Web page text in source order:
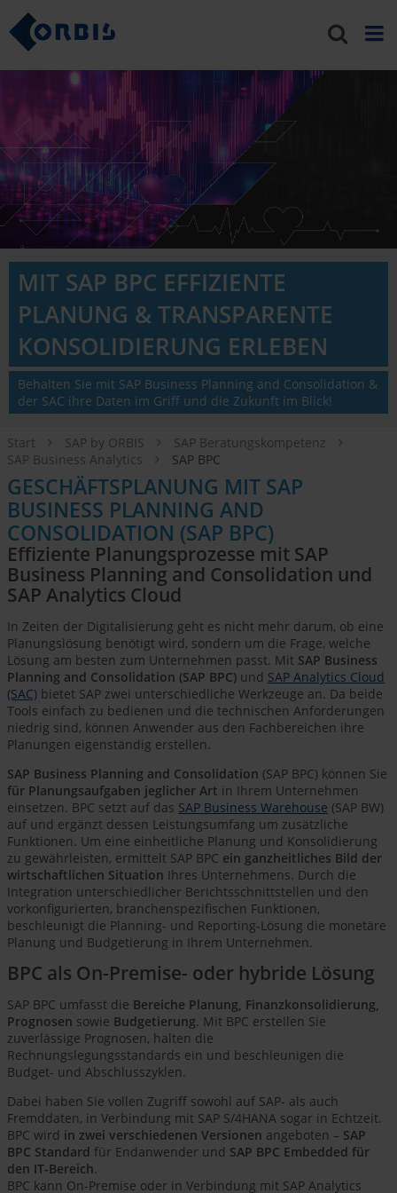
MIT SAP BPC EFFIZIENTE
PLANUNG & TRANSPARENTE
KONSOLIDIERUNG ERLEBEN
Behalten Sie mit SAP Business Planning and Consolidation &
der SAC ihre Daten im Griff und die Zukunft im Blick!
Start SAP by ORBIS
SAP Beratungskompetenz
SAP Business Analytics
SAP BPC
GESCHÄFTSPLANUNG MIT SAP
BUSINESS PLANNING AND
CONSOLIDATION (SAP BPC)
Effiziente Planungsprozesse mit SAP
Business Planning and Consolidation und
SAP Analytics Cloud
In Zeiten der Digitalisierung geht es nicht mehr darum, ob eine
Planungslösung benötigt wird, sondern um die Frage, welche
Lösung am besten zum Unternehmen passt. Mit SAP Business
Planning and Consolidation (SAP BPC) und SAP Analytics Cloud
(SAC) bietet SAP zwei unterschiedliche Werkzeuge an. Da beide
Tools einfach zu bedienen und die technischen Anforderungen
niedrig sind, können Anwender aus den Fachbereichen ihre
Planungen eigenständig erstellen.
SAP Business Planning and Consolidation (SAP BPC) können Sie
für Planungsaufgaben jeglicher Art in Ihrem Unternehmen
einsetzen. BPC setzt auf das SAP Business Warehouse (SAP BW)
auf und ergänzt dessen Leistungsumfang um zusätzliche
Funktionen. Um eine einheitliche Planung und Konsolidierung
zu gewährleisten, ermittelt SAP BPC ein ganzheitliches Bild der
wirtschaftlichen Situation Ihres Unternehmens. Durch die
Integration unterschiedlicher Berichtsschnittstellen und den
vorkonfigurierten, branchenspezifischen Funktionen,
beschleunigt die Planning- und Reporting-Lösung die monetäre
Planung und Budgetierung in Ihrem Unternehmen.
BPC als On-Premise- oder hybride Lösung
SAP BPC umfasst die Bereiche Planung, Finanzkonsolidierung,
Prognosen sowie Budgetierung. Mit BPC erstellen Sie
zuverlässige Prognosen, halten die
Rechnungslegungsstandards ein und beschleunigen die
Budget- und Abschlusszyklen.
Dabei haben Sie vollen Zugriff sowohl auf SAP- als auch
Fremddaten, in Verbindung mit SAP S/4HANA sogar in Echtzeit.
BPC wird in zwei verschiedenen Versionen angeboten – SAP
BPC Standard für Endanwender und SAP BPC Embedded für
den IT-Bereich.
BPC kann On-Premise oder in Verbindung mit SAP Analytics